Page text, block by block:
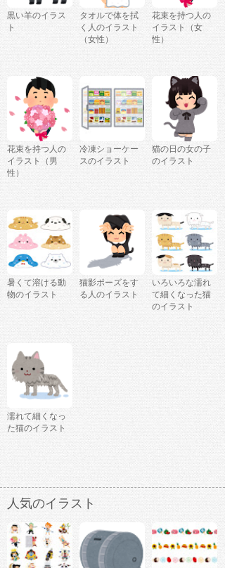
黒い羊のイラス
ト
タオルで体を拭
く人のイラスト
（女性）
花束を持つ人の
イラスト（女
性）
花束を持つ人の
イラスト（男
性）
冷凍ショーケー
スのイラスト
猫の日の女の子
のイラスト
暑くて溶ける動
物のイラスト
猫影ポーズをす
る人のイラスト
いろいろな濡れ
て細くなった猫
のイラスト
濡れて細くなっ
た猫のイラスト
人気のイラスト